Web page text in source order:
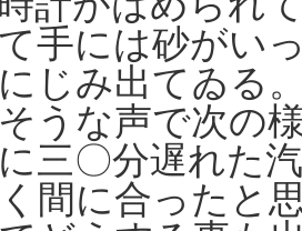
手には砂がい
じみ出てゐる
うな声で次の
三〇分遅れた
間に合ったと